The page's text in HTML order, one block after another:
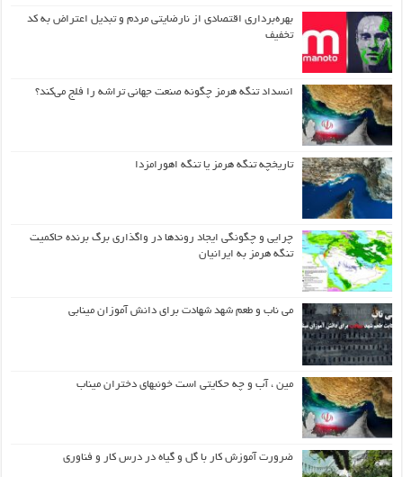
بهره‌برداری اقتصادی از نارضایتی مردم و تبدیل اعتراض به کد
تخفیف
انسداد تنگه هرمز چگونه صنعت جهانی تراشه را فلج می‌کند؟
تاریخچه تنگه هرمز یا تنگه اهورامزدا
چرایی و چگونگی ایجاد روندها در واگذاری برگ برنده حاکمیت
تنگه هرمز به ایرانیان
می ناب و طعم شهد شهادت برای دانش آموزان مینابی
مین ، آب و چه حکایتی است خونبهای دختران میناب
ضرورت آموزش کار با گل و گیاه در درس کار و فناوری